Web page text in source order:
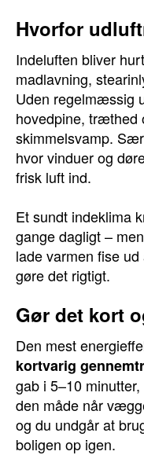
Hvorfor
Indeluften bliver
madlavning,
Uden regelmæssig
hovedpine, træthed
skimmelsvamp.
hvor vinduer og
frisk luft ind.
Et sundt indeklima
gange dagligt –
lade varmen fise
gøre det rigtigt.
Gør det kort
Den mest
kortvarig
gab i 5–10
den måde når
og du undgår at
boligen op igen.